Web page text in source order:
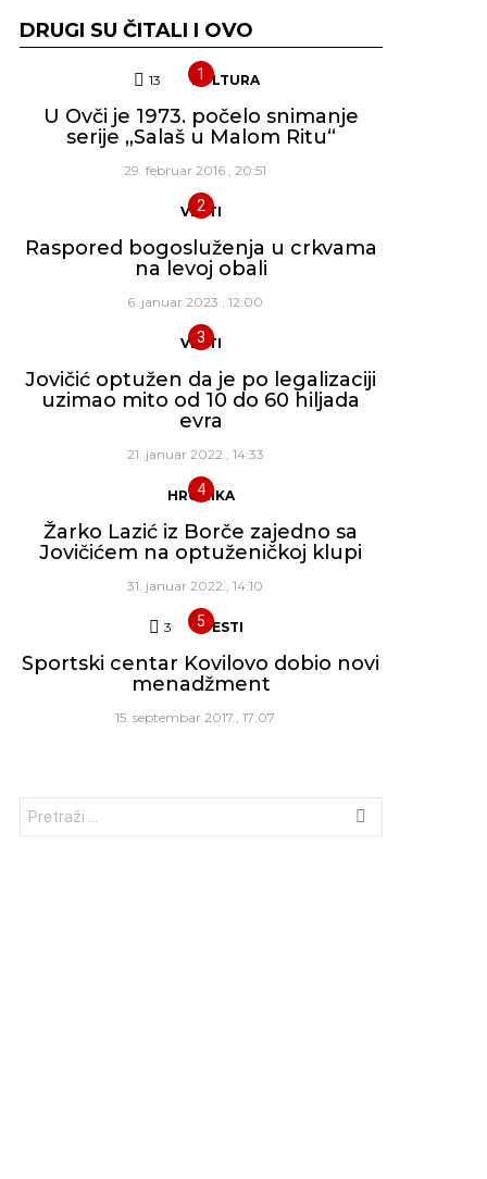
DRUGI SU ČITALI I OVO
13 Komentara
KULTURA
U Ovči je 1973. počelo snimanje
serije „Salaš u Malom Ritu“
29. februar 2016., 20:51
VESTI
Raspored bogosluženja u crkvama
na levoj obali
6. januar 2023., 12:00
VESTI
Jovičić optužen da je po legalizaciji
uzimao mito od 10 do 60 hiljada
evra
21. januar 2022., 14:33
HRONIKA
Žarko Lazić iz Borče zajedno sa
Jovičićem na optuženičkoj klupi
31. januar 2022., 14:10
3 Komentara
VESTI
Sportski centar Kovilovo dobio novi
menadžment
15. septembar 2017., 17:07